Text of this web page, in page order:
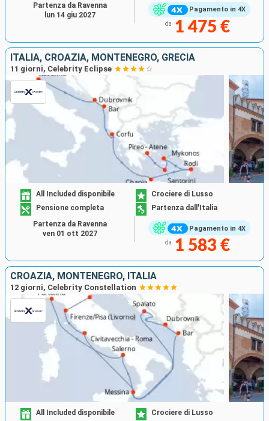
Pagamento in 4X
da 1 475 €
Partenza da Ravenna
lun 14 giu 2027
ITALIA, CROAZIA, MONTENEGRO, GRECIA
11 giorni, Celebrity Eclipse
Pagamento in 4X
All Included disponibile
Crociere di Lusso
Pensione completa
Partenza dall'Italia
da 1 583 €
Partenza da Ravenna
ven 01 ott 2027
CROAZIA, MONTENEGRO, ITALIA
12 giorni, Celebrity Constellation
All Included disponibile
Crociere di Lusso